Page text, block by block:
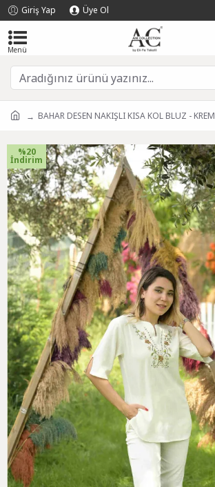
Giriş Yap Üye Ol
BAHAR DESEN NAKIŞLI KISA KOL BLUZ - KREM
%20
İndirim